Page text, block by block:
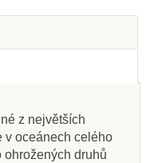
Skladem
Skladem
Skladem
Skladem
z největších
v oceánech celého
ohrožených druhů